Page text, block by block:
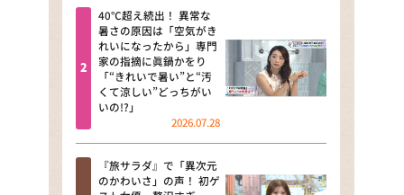
news おかえり
河合＆A.B.C-Z塚田×福井アナ
「なんでやねん！？」（news お
かえり）
DAIGOも台所 ～きょうの献立 何
にする？～
本日はダイアンなり！シーズン２
40℃超え続出！ 異常な
暑さの原因は「空気がき
れいになったから」専門
家の指摘に眞鍋かをり
「“きれいで暑い”と“汚
くて涼しい”どっちがい
いの!?」
2026.07.28
『旅サラダ』で「異次元
のかわいさ」の声！ 初ゲ